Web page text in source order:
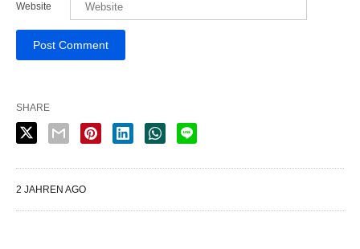
Website
SHARE
2 JAHREN AGO